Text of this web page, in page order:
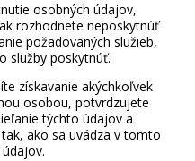
osobných údajov,
rozhodnete neposkytnúť
požadovaných služieb,
služby poskytnúť.
získavanie akýchkoľvek
osobou, potvrdzujete
týchto údajov a
ako sa uvádza v tomto